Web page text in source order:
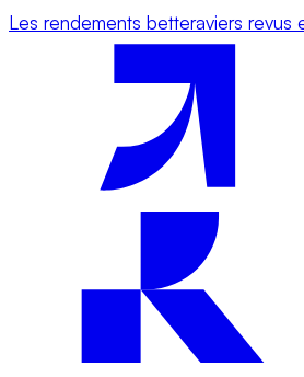
Les rendements betteraviers revus